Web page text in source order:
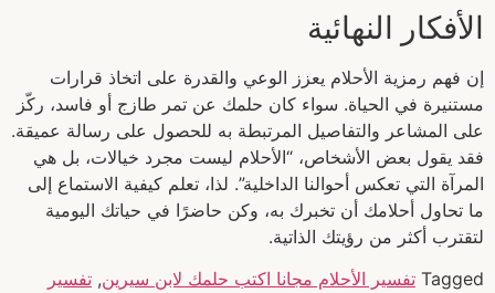
الأفكار النهائية
إن فهم رمزية الأحلام يعزز الوعي والقدرة على اتخاذ قرارات
مستنيرة في الحياة. سواء كان حلمك عن تمر طازج أو فاسد، ركّز
على المشاعر والتفاصيل المرتبطة به للحصول على رسالة عميقة.
فقد يقول بعض الأشخاص، “الأحلام ليست مجرد خيالات، بل هي
المرآة التي تعكس أحوالنا الداخلية”. لذا، تعلم كيفية الاستماع إلى
ما تحاول أحلامك أن تخبرك به، وكن حاضرًا في حياتك اليومية
لتقترب أكثر من رؤيتك الذاتية.
Tagged تفسير الأحلام مجانا اكتب حلمك لابن سيرين, تفسير